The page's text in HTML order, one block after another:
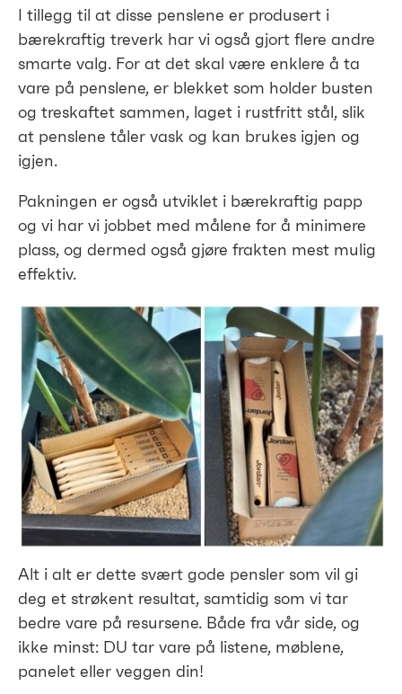
I tillegg til at disse penslene er produsert i
bærekraftig treverk har vi også gjort flere andre
smarte valg. For at det skal være enklere å ta
vare på penslene, er blekket som holder busten
og treskaftet sammen, laget i rustfritt stål, slik
at penslene tåler vask og kan brukes igjen og
igjen.
Pakningen er også utviklet i bærekraftig papp
og vi har vi jobbet med målene for å minimere
plass, og dermed også gjøre frakten mest mulig
effektiv.
Alt i alt er dette svært gode pensler som vil gi
deg et strøkent resultat, samtidig som vi tar
bedre vare på resursene. Både fra vår side, og
ikke minst: DU tar vare på listene, møblene,
panelet eller veggen din!